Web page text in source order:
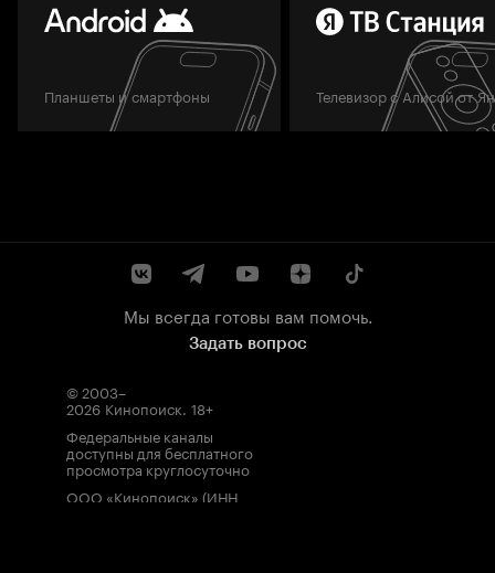
Планшеты и смартфоны Телевизор с Алисой от
Мы всегда готовы вам помочь.
Задать вопрос
© 2003–
2026 Кинопоиск 18+
Федеральные каналы
доступны для бесплатного
просмотра круглосуточно
ООО «Кинопоиск» (ИНН